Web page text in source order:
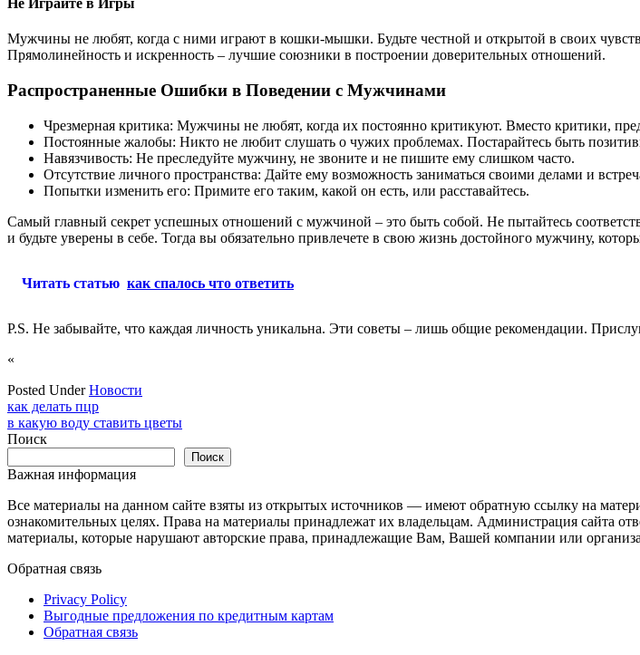
Не Играйте в Игры
Мужчины не любят, когда с ними играют в кошки-мышки. Будьте честной и открытой в своих
Прямолинейность и искренность – лучшие союзники в построении доверительных отношений.
Распространенные Ошибки в Поведении с Мужчинами
Чрезмерная критика: Мужчины не любят, когда их постоянно критикуют. Вместо критики,
Постоянные жалобы: Никто не любит слушать о чужих проблемах. Постарайтесь быть
Навязчивость: Не преследуйте мужчину, не звоните и не пишите ему слишком часто.
Отсутствие личного пространства: Дайте ему возможность заниматься своими делами и
Попытки изменить его: Примите его таким, какой он есть, или расставайтесь.
Самый главный секрет успешных отношений с мужчиной – это быть собой. Не пытайтесь
и будьте уверены в себе. Тогда вы обязательно привлечете в свою жизнь достойного мужчину,
Читать статью как спалось что ответить
P.S. Не забывайте, что каждая личность уникальна. Эти советы – лишь общие рекомендации.
«
Posted UnderНовости
Навигация
по
как делать пцр
в какую воду ставить цветы
Поиск
Поиск
Важная информация
Все материалы на данном сайте взяты из открытых источников — имеют обратную ссылку на
ознакомительных целях. Права на материалы принадлежат их владельцам. Администрация сайта
материалы, которые нарушают авторские права, принадлежащие Вам, Вашей компании или
Обратная связь
Privacy Policy
Выгодные предложения по кредитным картам
Обратная связь